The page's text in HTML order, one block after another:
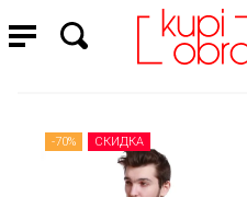
-70% СКИДКА